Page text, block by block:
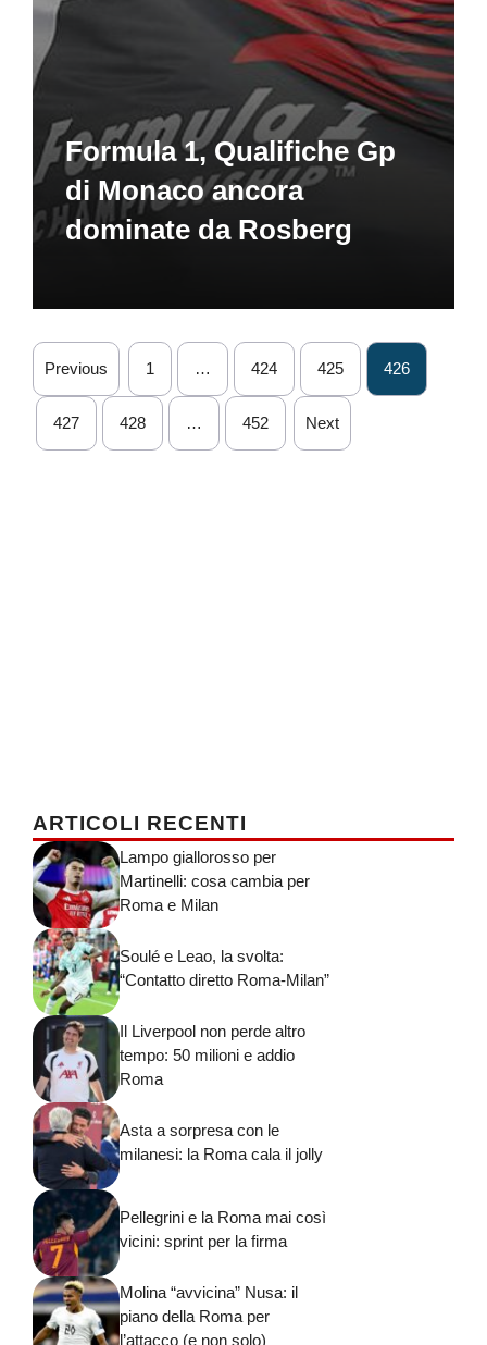
Formula 1, Qualifiche Gp
di Monaco ancora
dominate da Rosberg
Previous 1 … 424 425 426
427 428 … 452 Next
ARTICOLI RECENTI
Lampo giallorosso per
Martinelli: cosa cambia per
Roma e Milan
Soulé e Leao, la svolta:
“Contatto diretto Roma-Milan”
Il Liverpool non perde altro
tempo: 50 milioni e addio
Roma
Asta a sorpresa con le
milanesi: la Roma cala il jolly
Pellegrini e la Roma mai così
vicini: sprint per la firma
Molina “avvicina” Nusa: il
piano della Roma per
l’attacco (e non solo)